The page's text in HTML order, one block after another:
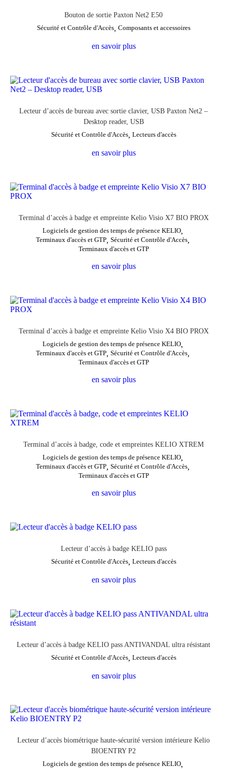
Bouton de sortie Paxton Net2 E50
Sécurité et Contrôle d'Accès, Composants et accessoires
en savoir plus
Lecteur d’accès de bureau avec sortie clavier, USB Paxton Net2 –
Desktop reader, USB
Sécurité et Contrôle d'Accès, Lecteurs d'accès
en savoir plus
Terminal d’accès à badge et empreinte Kelio Visio X7 BIO PROX
Logiciels de gestion des temps de présence KELIO,
Terminaux d'accès et GTP, Sécurité et Contrôle d'Accès,
Terminaux d'accès et GTP
en savoir plus
Terminal d’accès à badge et empreinte Kelio Visio X4 BIO PROX
Logiciels de gestion des temps de présence KELIO,
Terminaux d'accès et GTP, Sécurité et Contrôle d'Accès,
Terminaux d'accès et GTP
en savoir plus
Terminal d’accès à badge, code et empreintes KELIO XTREM
Logiciels de gestion des temps de présence KELIO,
Terminaux d'accès et GTP, Sécurité et Contrôle d'Accès,
Terminaux d'accès et GTP
en savoir plus
Lecteur d’accès à badge KELIO pass
Sécurité et Contrôle d'Accès, Lecteurs d'accès
en savoir plus
Lecteur d’accès à badge KELIO pass ANTIVANDAL ultra résistant
Sécurité et Contrôle d'Accès, Lecteurs d'accès
en savoir plus
Lecteur d’accès biométrique haute-sécurité version intérieure Kelio
BIOENTRY P2
Logiciels de gestion des temps de présence KELIO,